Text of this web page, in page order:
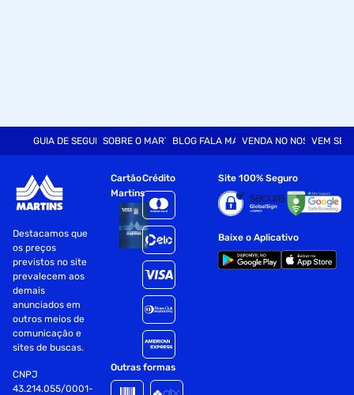
GUIA DE SEGURANÇASOBRE O MARTINSBLOG FALA MARTVENDA NO NOSSO SITE
VEM SER
Destacamos que
os preços
previstos no site
prevalecem aos
demais
anunciados em
outros meios de
comunicação e
sites de buscas.
CNPJ
43.214.055/0001-
Cartão
Martins
Crédito
Outras formas
Site 100% Seguro
Baixe o Aplicativo